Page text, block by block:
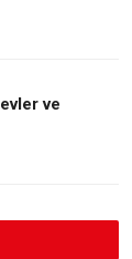
ve